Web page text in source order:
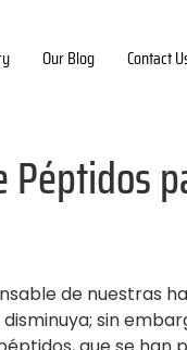
Our Blog Contact
de nuestras
sin